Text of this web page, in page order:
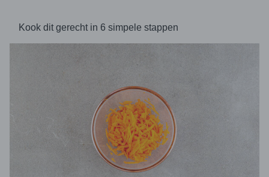
Kook dit gerecht in 6 simpele stappen